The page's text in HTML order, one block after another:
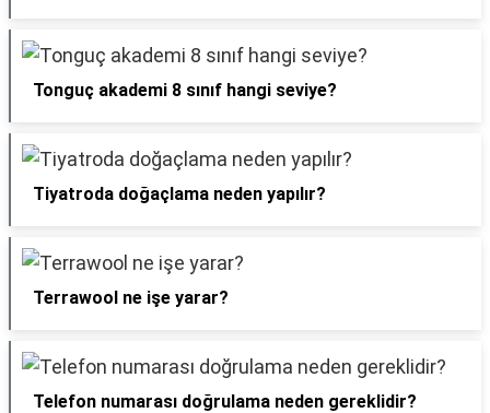
Tonguç akademi 8 sınıf hangi seviye?
Tiyatroda doğaçlama neden yapılır?
Terrawool ne işe yarar?
Telefon numarası doğrulama neden gereklidir?